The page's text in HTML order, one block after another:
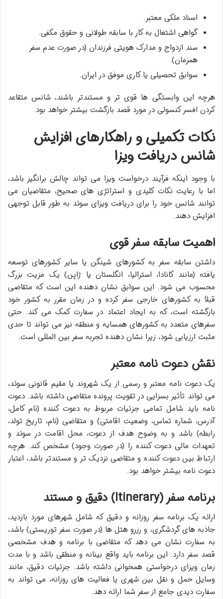
اسناد ملکی معتبر.
گواهی اشتغال به کار با سابقه طولانی و حقوق مکفی.
سند ازدواج و مدارک هویتی فرزندان (در صورت عدم سفر
همزمان).
سوابق تحصیلی یا کاری موفق در ایران.
هرچه این وابستگی ها قوی تر و مستندتر باشند، شانس متقاعد
کردن افسر کنسولی در مورد قصد بازگشت بیشتر خواهد بود.
نکات تکمیلی و راهکارهای افزایش
شانس دریافت ویزا
با وجود اینکه فرآیند درخواست ویزا می تواند چالش برانگیز باشد،
اما با رعایت نکات کلیدی و استراتژی های صحیح، متقاضیان می
توانند شانس خود را برای دریافت ویزای سوئد به طور قابل توجهی
افزایش دهند.
اهمیت سابقه سفر قوی
داشتن سابقه سفر به کشورهای شینگن یا سایر کشورهای توسعه
یافته (مانند کانادا، استرالیا، انگلستان یا ژاپن) یک مزیت بزرگ
محسوب می شود. این سوابق نشان دهنده این است که متقاضی
قبلاً به کشورهای خارجی سفر کرده و در زمان مقرر به کشور خود
بازگشته است، که به ایجاد اعتماد در سفارت کمک می کند. حتی
سفرهای متعدد به کشورهای همسایه و منطقه نیز می تواند تا حدی
مثبت ارزیابی شود، زیرا نشان دهنده تجربه سفر بین المللی است.
نقش دعوت نامه معتبر
یک دعوت نامه معتبر و رسمی از یک شهروند یا مقیم قانونی سوئد،
می تواند تأثیر بسزایی در تقویت پرونده متقاضی داشته باشد. دعوت
نامه باید شامل تمامی جزئیات مربوط به دعوت کننده (نام کامل،
آدرس، شماره تماس، وضعیت اقامتی) و متقاضی (نام، تاریخ تولد،
رابطه) باشد و به وضوح هدف از دعوت، محل اقامت در سوئد و
تعهدات مالی دعوت کننده را (در صورت وجود) مشخص کند. هرچه
ارتباط بین دعوت کننده و متقاضی نزدیک تر و مستندتر باشد، اعتبار
دعوت نامه بیشتر خواهد بود.
برنامه سفر (Itinerary) دقیق و مستند
ارائه یک برنامه سفر روزانه و دقیق که شامل شهرهای مورد بازدید،
جاذبه های گردشگری، و رزرو هتل ها (در صورت سفر توریستی) باشد،
به سفارت نشان می دهد که متقاضی با برنامه و هدف مشخصی
قصد سفر دارد. این برنامه باید واقع بینانه و منطقی باشد و با مدت
زمان ویزای درخواستی همخوانی داشته باشد. جزئیات دقیق، مانند
وسایل حمل و نقل بین شهری یا فعالیت های روزانه، می تواند به
سفارت دیدی جامع از سفر شما ارائه دهد.